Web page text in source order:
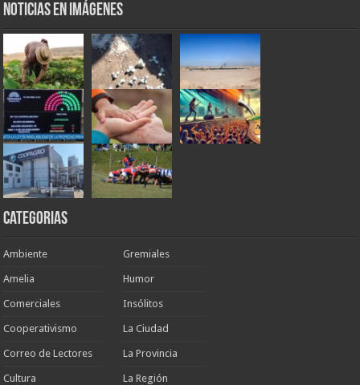
Noticias en Imágenes
Categorias
Ambiente
Amelia
Comerciales
Cooperativismo
Correo de Lectores
Cultura
Gremiales
Humor
Insólitos
La Ciudad
La Provincia
La Región